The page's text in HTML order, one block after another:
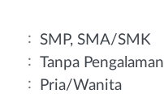
: SMP, SMA/SMK
: Tanpa Pengalaman
:
Pria/Wanita